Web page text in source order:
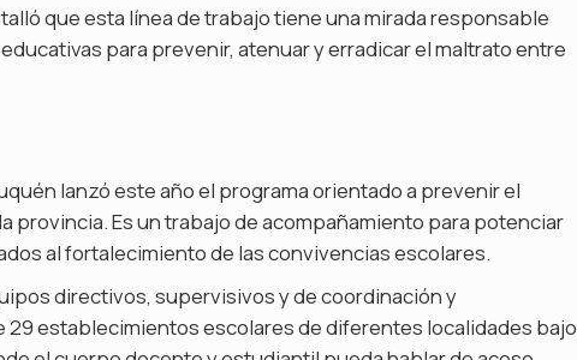
que esta línea de trabajo tiene una mirada responsable
para prevenir, atenuar y erradicar el maltrato entre
lanzó este año el programa orientado a prevenir el
provincia. Es un trabajo de acompañamiento para potenciar
al fortalecimiento de las convivencias escolares.
directivos, supervisivos y de coordinación y
establecimientos escolares de diferentes localidades bajo